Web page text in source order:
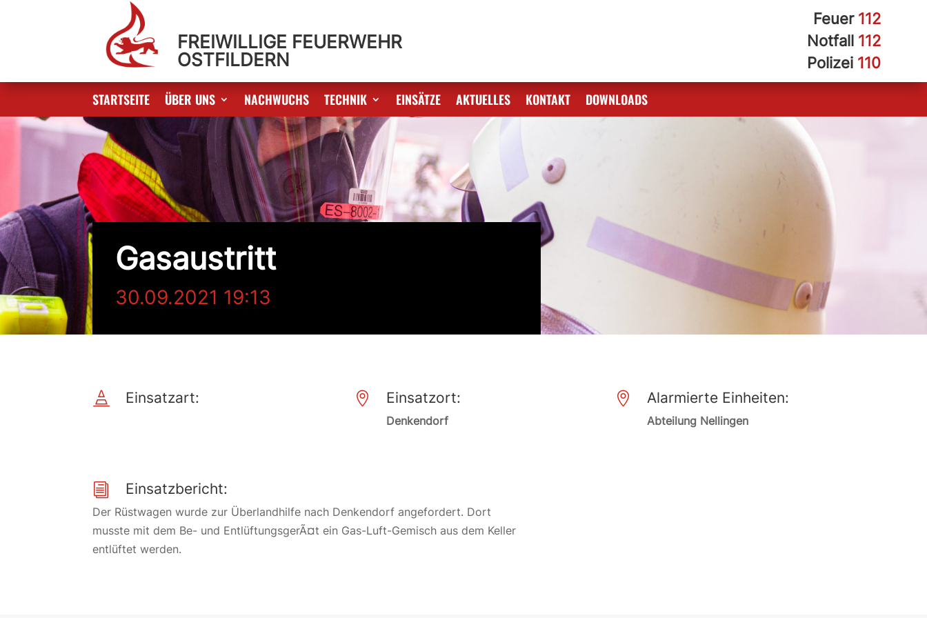
FREIWILLIGE FEUERWEHR
OSTFILDERN
Feuer 112
Notfall 112
Polizei 110
STARTSEITE ÜBER UNS NACHWUCHS TECHNIK EINSÄTZE AKTUELLES KONTAKT DOWNLOADS
Gasaustritt
30.09.2021 19:13
 Einsatzart:  Einsatzort:
Denkendorf
 Alarmierte Einheiten:
Abteilung Nellingen
i Einsatzbericht:
Der Rüstwagen wurde zur Überlandhilfe nach Denkendorf angefordert. Dort
musste mit dem Be- und EntlüftungsgerÃ¤t ein Gas-Luft-Gemisch aus dem Keller
entlüftet werden.